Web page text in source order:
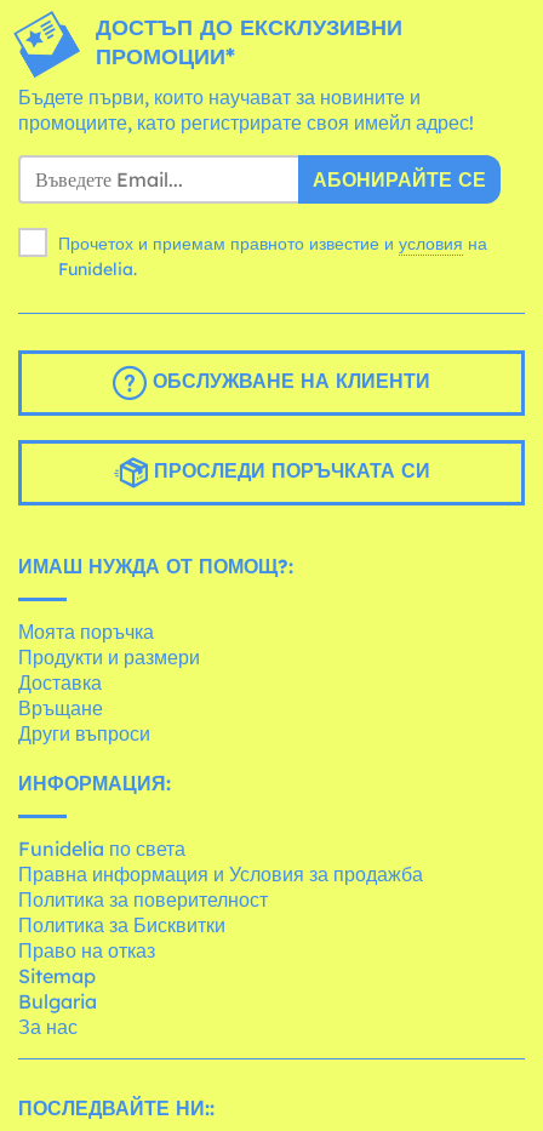
ДОСТЪП ДО ЕКСКЛУЗИВНИ
ПРОМОЦИИ*
Бъдете първи, които научават за новините и
промоциите, като регистрирате своя имейл адрес!
АБОНИРАЙТЕ СЕ
Прочетох и приемам правното известие и условия
Funidelia.
ОБСЛУЖВАНЕ НА КЛИЕНТИ
ПРОСЛЕДИ ПОРЪЧКАТА СИ
ИМАШ НУЖДА ОТ ПОМОЩ?:
Моята поръчка
Продукти и размери
Доставка
Връщане
Други въпроси
ИНФОРМАЦИЯ:
Funidelia по света
Правна информация и Условия за продажба
Политика за поверителност
Политика за Бисквитки
Право на отказ
Sitemap
Bulgaria
За нас
ПОСЛЕДВАЙТЕ НИ::